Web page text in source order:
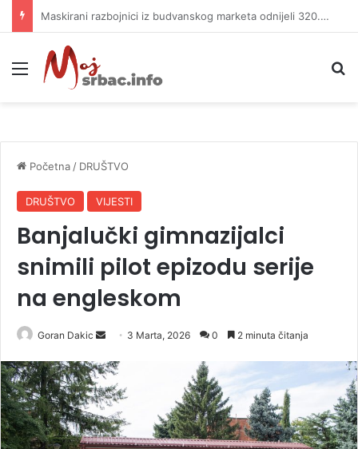
Kašiković: Zajedničkim snagama sačuvani ljudski životi i imovina
Meni
Početna / DRUŠTVO
DRUŠTVO VIJESTI
Banjalučki gimnazijalci
snimili pilot epizodu serije
na engleskom
Goran Dakic
n
d
n
3 Marta, 2026 0 2 minuta čitanja